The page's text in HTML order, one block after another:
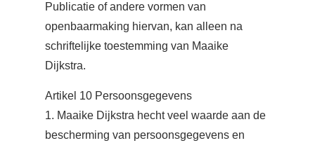
Publicatie of andere vormen van
openbaarmaking hiervan, kan alleen na
schriftelijke toestemming van Maaike
Dijkstra.
Artikel 10 Persoonsgegevens
1. Maaike Dijkstra hecht veel waarde aan de
bescherming van persoonsgegevens en